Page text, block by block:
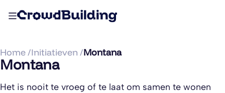
Home /Initiatieven /Montana
Montana
Het is nooit te vroeg of te laat om samen te wonen